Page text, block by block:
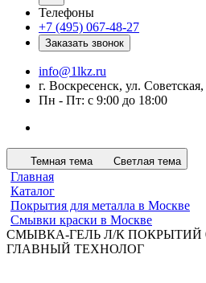
Телефоны
+7 (495) 067-48-27
Заказать звонок
info@1lkz.ru
г. Воскресенск, ул.
Пн - Пт: с 9:00 до 18:00
Темная тема Светлая тема
Главная
Каталог
Покрытия для металла в Москве
Смывки краски в Москве
СМЫВКА-ГЕЛЬ Л/К ПОКРЫТИЙ
ГЛАВНЫЙ ТЕХНОЛОГ